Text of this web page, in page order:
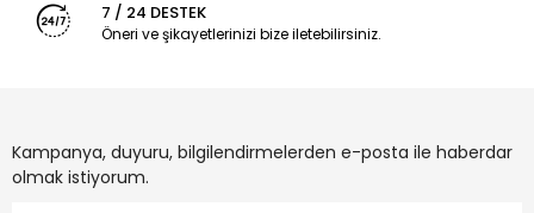
7 / 24 DESTEK
Öneri ve şikayetlerinizi bize iletebilirsiniz.
Kampanya, duyuru, bilgilendirmelerden e-posta ile haberdar
olmak istiyorum.